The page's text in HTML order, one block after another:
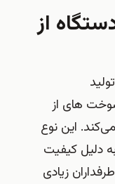
از
های از
این نوع
دلیل کیفیت
زیادی